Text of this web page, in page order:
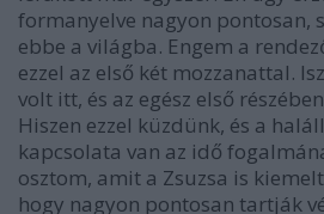
formanyelve nagyon pontosan,
ebbe a világba. Engem a
ezzel az első két mozzanattal.
volt itt, és az egész első
Hiszen ezzel küzdünk, és a
kapcsolata van az idő
osztom, amit a Zsuzsa is
hogy nagyon pontosan tartják